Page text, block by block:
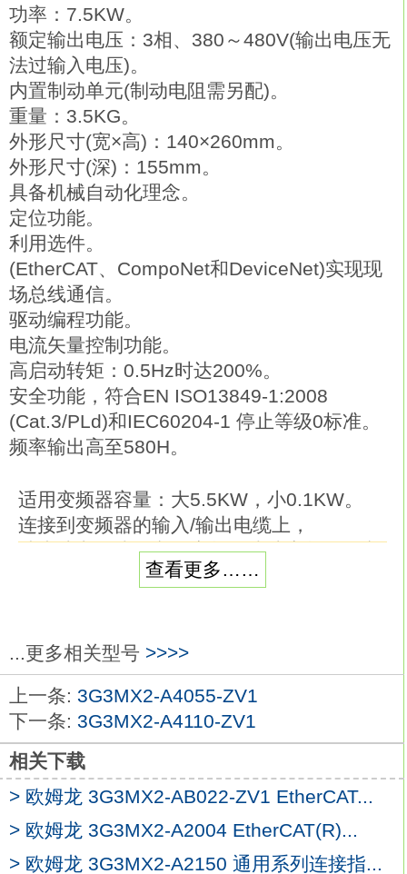
功率：7.5KW。
额定输出电压：3相、380～480V(输出电压无
法过输入电压)。
内置制动单元(制动电阻需另配)。
重量：3.5KG。
外形尺寸(宽×高)：140×260mm。
外形尺寸(深)：155mm。
具备机械自动化理念。
定位功能。
利用选件。
(EtherCAT、CompoNet和DeviceNet)实现现
场总线通信。
驱动编程功能。
电流矢量控制功能。
高启动转矩：0.5Hz时达200%。
安全功能，符合EN ISO13849-1:2008
(Cat.3/PLd)和IEC60204-1 停止等级0标准。
频率输出高至580H。
适用变频器容量：大5.5KW，小0.1KW。
连接到变频器的输入/输出电缆上，
减少从电源线传递到变频器或从变频器传递
到电源线上的噪声。规格：标准型。
耐冲击电阻值：35Ω。
利用电阻来消耗电机的再生能量，从而缩短
减速时间。
制动电阻的报警输出端子3G3MX2-A4075-
ZV1
在制动电阻的温度继电器时，形成一个切断
变频器主电源的电路。功能名称：单相
200V。
功率：1.5KW。
查看更多……
...更多相关型号 >>>>
上一条: 3G3MX2-A4055-ZV1
下一条: 3G3MX2-A4110-ZV1
相关下载
> 欧姆龙 3G3MX2-AB022-ZV1 EtherCAT...
> 欧姆龙 3G3MX2-A2004 EtherCAT(R)...
> 欧姆龙 3G3MX2-A2150 通用系列连接指...